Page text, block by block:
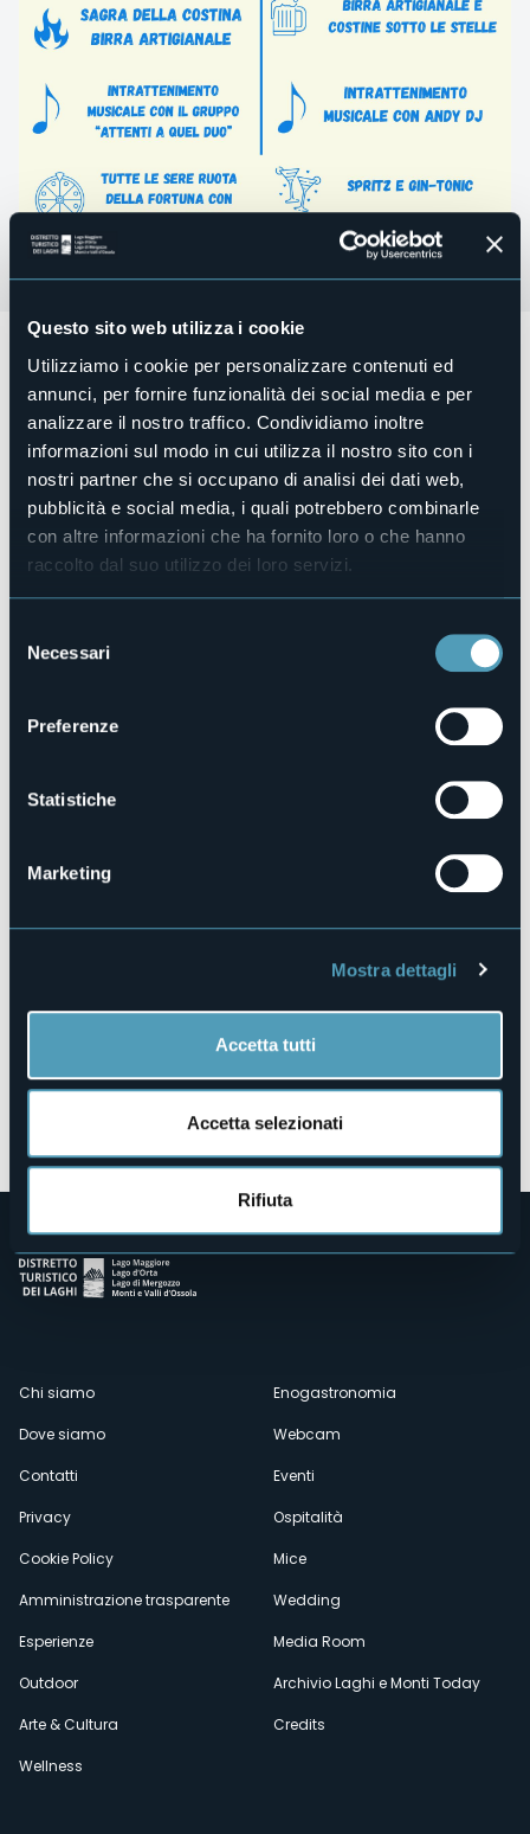
Questo sito web utilizza i cookie
Utilizziamo i cookie per personalizzare contenuti ed
annunci, per fornire funzionalità dei social media e per
analizzare il nostro traffico. Condividiamo inoltre
informazioni sul modo in cui utilizza il nostro sito con i
nostri partner che si occupano di analisi dei dati web,
pubblicità e social media, i quali potrebbero combinarle
con altre informazioni che ha fornito loro o che hanno
raccolto dal suo utilizzo dei loro servizi.
delNecessari
Preferenze
Statistiche
Marketing
Mostra dettagli
Accetta tutti
Accetta selezionati
Rifiuta
alle ore 22.00si terrà la Sagra della Costinacon birra
artigianale e animazione musicale con il gruppo "Attenti a
quel duo" e con Andy DJ.
Organizzatore
Comitato Insieme per Sant'Anna
Luogo dell'evento
Piazza Città Gemellate
Telefono
E-mail
https://eventi.comune.verbania.it/Eventi/Sagra-della-
28921 - Verbania (VB)
Menù
secondario
Chi siamo
Dove siamo
Contatti
Privacy
Cookie Policy
Amministrazione trasparente
Esperienze
Outdoor
Arte & Cultura
Wellness
Enogastronomia
Webcam
Eventi
Ospitalità
Mice
Wedding
Media Room
Archivio Laghi e Monti Today
Credits